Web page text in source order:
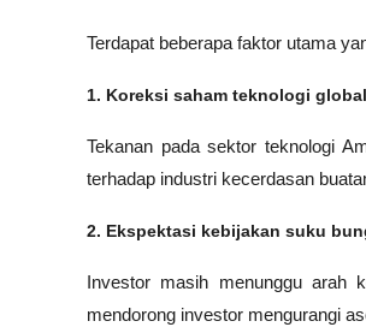
Terdapat beberapa faktor utama
1. Koreksi saham teknologi global
Tekanan pada sektor teknologi
terhadap industri kecerdasan
2. Ekspektasi kebijakan suku
Investor masih menunggu arah
mendorong investor mengurangi